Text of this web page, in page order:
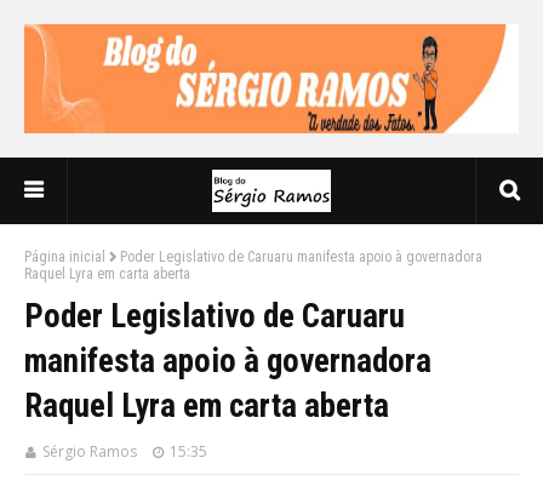
Página inicial
Poder Legislativo de Caruaru manifesta apoio à governadora
Raquel Lyra em carta aberta
Poder Legislativo de Caruaru
manifesta apoio à governadora
Raquel Lyra em carta aberta
Sérgio Ramos 15:35